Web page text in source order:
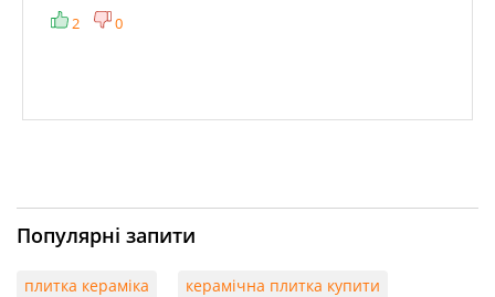
2 0
Популярні запити
плитка кераміка керамічна плитка купити